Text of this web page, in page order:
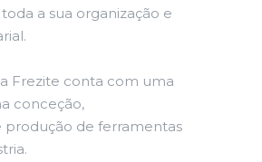
a sua organização e
Frezite conta com uma
conceção,
produção de ferramentas